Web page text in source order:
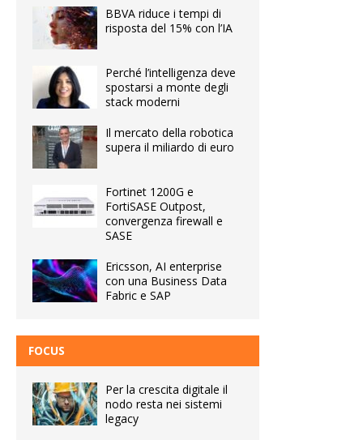
BBVA riduce i tempi di
risposta del 15% con l’IA
Perché l’intelligenza deve
spostarsi a monte degli
stack moderni
Il mercato della robotica
supera il miliardo di euro
Fortinet 1200G e
FortiSASE Outpost,
convergenza firewall e
SASE
Ericsson, AI enterprise
con una Business Data
Fabric e SAP
FOCUS
Per la crescita digitale il
nodo resta nei sistemi
legacy